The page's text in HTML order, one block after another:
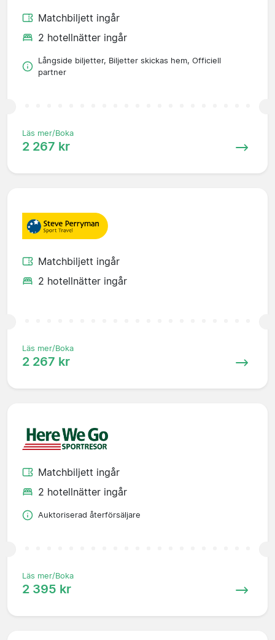
Matchbiljett ingår
2 hotellnätter ingår
Långside biljetter, Biljetter skickas hem, Officiell
partner
Läs mer/Boka
2 267 kr
Matchbiljett ingår
2 hotellnätter ingår
Läs mer/Boka
2 267 kr
Matchbiljett ingår
2 hotellnätter ingår
Auktoriserad återförsäljare
Läs mer/Boka
2 395 kr